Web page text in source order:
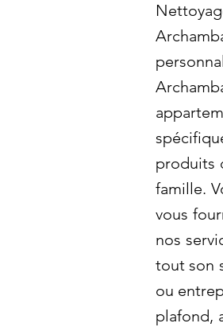
produits
famille.
vous
nos
tout son
ou
plafond,